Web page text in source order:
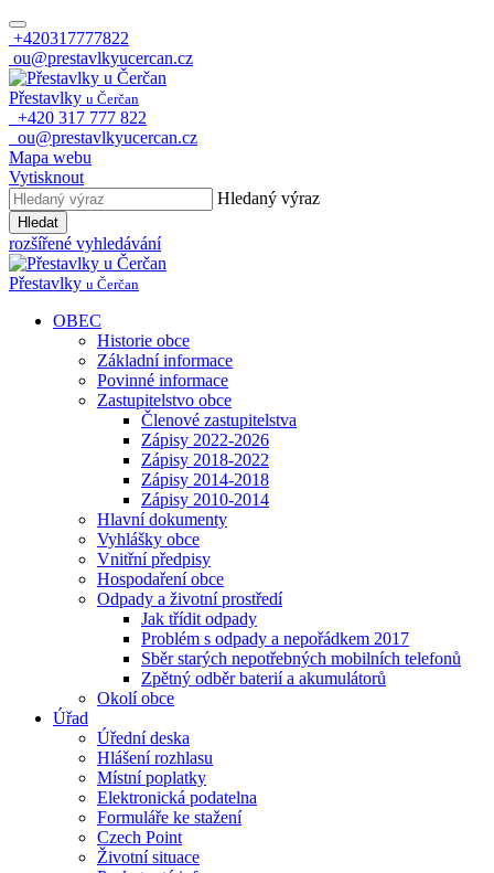
+420317777822
ou@prestavlkyucercan.cz
Přestavlky u Čerčan
+420 317 777 822
ou@prestavlkyucercan.cz
Mapa webu
Vytisknout
Hledaný výraz
Hledat
rozšířené vyhledávání
Přestavlky u Čerčan
OBEC
Historie obce
Základní informace
Povinné informace
Zastupitelstvo obce
Členové zastupitelstva
Zápisy 2022-2026
Zápisy 2018-2022
Zápisy 2014-2018
Zápisy 2010-2014
Hlavní dokumenty
Vyhlášky obce
Vnitřní předpisy
Hospodaření obce
Odpady a životní prostředí
Jak třídit odpady
Problém s odpady a nepořádkem 2017
Sběr starých nepotřebných mobilních telefonů
Zpětný odběr baterií a akumulátorů
Okolí obce
Úřad
Úřední deska
Hlášení rozhlasu
Místní poplatky
Elektronická podatelna
Formuláře ke stažení
Czech Point
Životní situace